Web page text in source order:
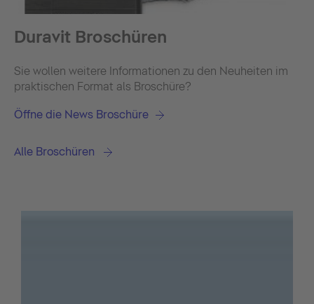
Duravit Broschüren
Sie wollen weitere Informationen zu den Neuheiten im
praktischen Format als Broschüre?
Öffne die News Broschüre
Alle Broschüren